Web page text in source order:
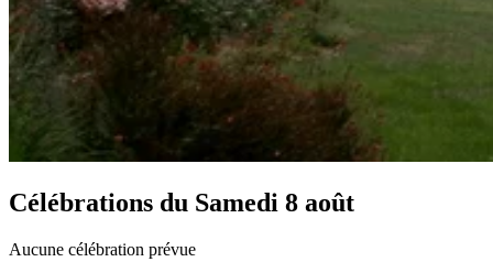
Célébrations du Samedi 8 août
Aucune célébration prévue